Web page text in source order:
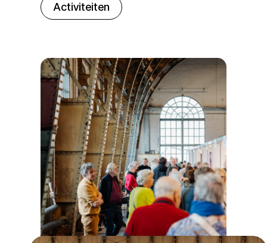
Activiteiten